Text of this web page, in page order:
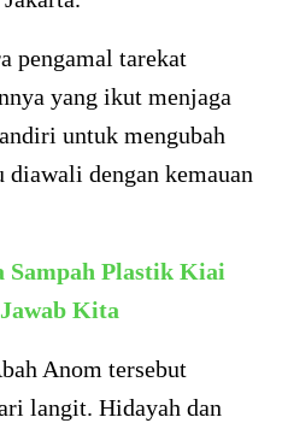
pengamal tarekat
yang ikut menjaga
untuk mengubah
dengan kemauan
Sampah Plastik Kiai
Kita
Anom tersebut
langit. Hidayah dan